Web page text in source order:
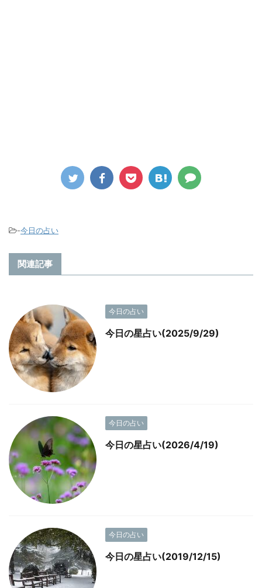
-今日の占い
関連記事
今日の占い
今日の星占い(2025/9/29)
今日の占い
今日の星占い(2026/4/19)
今日の占い
今日の星占い(2019/12/15)